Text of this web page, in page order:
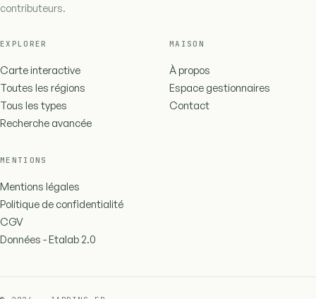
contributeurs.
EXPLORER
Carte interactive
Toutes les régions
Tous les types
Recherche avancée
MAISON
À propos
Espace gestionnaires
Contact
MENTIONS
Mentions légales
Politique de confidentialité
CGV
Données - Etalab 2.0